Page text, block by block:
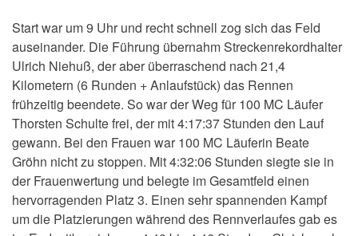
Start war um 9 Uhr und recht schnell zog sich das Feld
auseinander. Die Führung übernahm Streckenrekordhalter
Ulrich Niehuß, der aber überraschend nach 21,4
Kilometern (6 Runden + Anlaufstück) das Rennen
frühzeitig beendete. So war der Weg für 100 MC Läufer
Thorsten Schulte frei, der mit 4:17:37 Stunden den Lauf
gewann. Bei den Frauen war 100 MC Läuferin Beate
Gröhn nicht zu stoppen. Mit 4:32:06 Stunden siegte sie in
der Frauenwertung und belegte im Gesamtfeld einen
hervorragenden Platz 3. Einen sehr spannenden Kampf
um die Platzierungen während des Rennverlaufes gab es